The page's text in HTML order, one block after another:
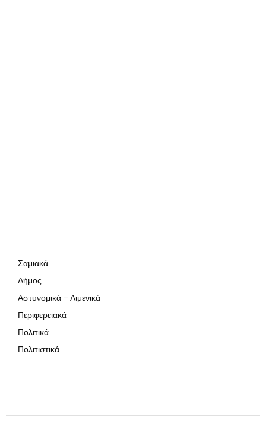
Σαμιακά
Δήμος
Αστυνομικά – Λιμενικά
Περιφερειακά
Πολιτικά
Πολιτιστικά